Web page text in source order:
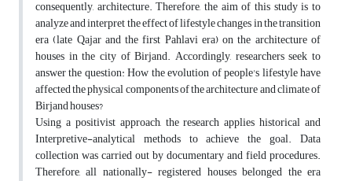
consequently, architecture. Therefore, the aim of this study is to
analyze and interpret the effect of lifestyle changes in the transition
era (late Qajar and the first Pahlavi era) on the architecture of
houses in the city of Birjand. Accordingly, researchers seek to
answer the question: How the evolution of people's lifestyle have
affected the physical components of the architecture and climate of
Birjand houses?
Using a positivist approach, the research applies historical and
Interpretive-analytical methods to achieve the goal. Data
collection was carried out by documentary and field procedures.
Therefore, all nationally- registered houses belonged the era